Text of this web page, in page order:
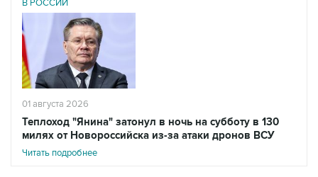
В РОССИИ
01 августа 2026
Теплоход "Янина" затонул в ночь на субботу в 130
милях от Новороссийска из-за атаки дронов ВСУ
Читать подробнее